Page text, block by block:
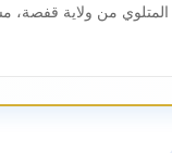
من ولاية قفصة،